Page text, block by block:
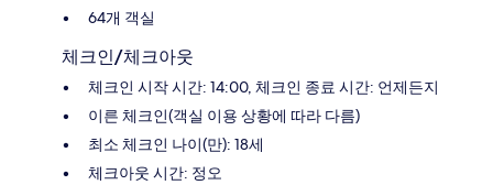
64개 객실
체크인/체크아웃
체크인 시작 시간: 14:00, 체크인 종료 시간: 언제든지
이른 체크인(객실 이용 상황에 따라 다름)
최소 체크인 나이(만): 18세
체크아웃 시간: 정오